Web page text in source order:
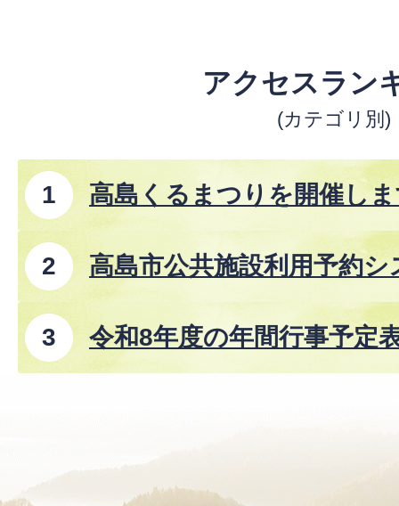
アクセスラン
(カテゴリ別)
高島くるまつりを開催し
高島市公共施設利用予約
令和8年度の年間行事予定